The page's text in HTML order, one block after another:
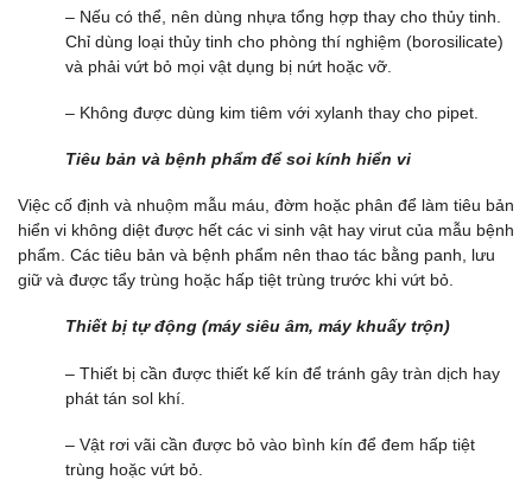
– Nếu có thể, nên dùng nhựa tổng hợp thay cho thủy tinh.
Chỉ dùng loại thủy tinh cho phòng thí nghiệm (borosilicate)
và phải vứt bỏ mọi vật dụng bị nứt hoặc vỡ.
– Không được dùng kim tiêm với xylanh thay cho pipet.
Tiêu bản và bệnh phẩm để soi kính hiển vi
Việc cố định và nhuộm mẫu máu, đờm hoặc phân để làm tiêu bản
hiển vi không diệt được hết các vi sinh vật hay virut của mẫu bệnh
phẩm. Các tiêu bản và bệnh phẩm nên thao tác bằng panh, lưu
giữ và được tẩy trùng hoặc hấp tiệt trùng trước khi vứt bỏ.
Thiết bị tự động (máy siêu âm, máy khuấy trộn)
– Thiết bị cần được thiết kế kín để tránh gây tràn dịch hay
phát tán sol khí.
– Vật rơi vãi cần được bỏ vào bình kín để đem hấp tiệt
trùng hoặc vứt bỏ.